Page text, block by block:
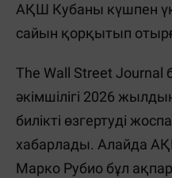
АҚШ Кубаны күшпен
сайын қорқытып
The Wall Street
әкімшілігі 2026
билікті өзгертуді
хабарлады. Алайда
Марко Рубио бұл